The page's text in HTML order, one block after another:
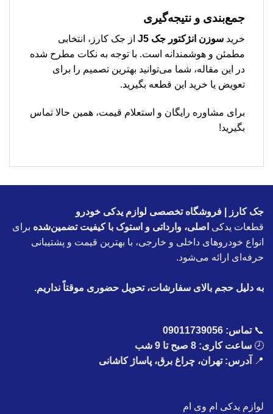
جمع‌بندی و نتیجه‌گیری
خرید سوزن انژکتور جک J5
از جک کارز، انتخابی
مطمئن و هوشمندانه است. با توجه به نکات مطرح شده
در این مقاله، شما می‌توانید بهترین تصمیم را برای
تعویض یا خرید این قطعه بگیرید.
برای مشاوره رایگان و استعلام قیمت، همین حالا تماس
بگیرید!
جک کارز | فروشگاه تخصصی لوازم یدکی خودرو
قطعات یدکی اصلی، وارداتی و استوک با کیفیت تضمین‌شده برای
انواع خودروهای داخلی و خارجی، با بهترین قیمت و پشتیبانی
حرفه‌ای ارائه می‌شود.
به دلیل حجم بالای سفارشات، تحویل حضوری موقتاً نداریم.
📞تماس: 09011739056
🕗 ساعت کاری: 8 صبح تا 9 شب
📍
آدرس: تهران، چراغ برق، پاساژ کاشانی
لوازم یدکی ام وی ام